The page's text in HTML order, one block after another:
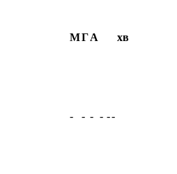
МГА хв
- - - - --